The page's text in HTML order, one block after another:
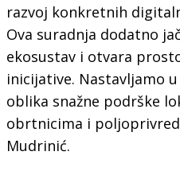
razvoj konkretnih
Ova suradnja dodatno
ekosustav i otvara
inicijative. Nastavljamo
oblika snažne podrške
obrtnicima i
Mudrinić.